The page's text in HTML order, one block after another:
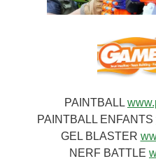
PAINTBALL
PAINTBALL ENFANTS
GEL BLASTER
NERF BATTLE